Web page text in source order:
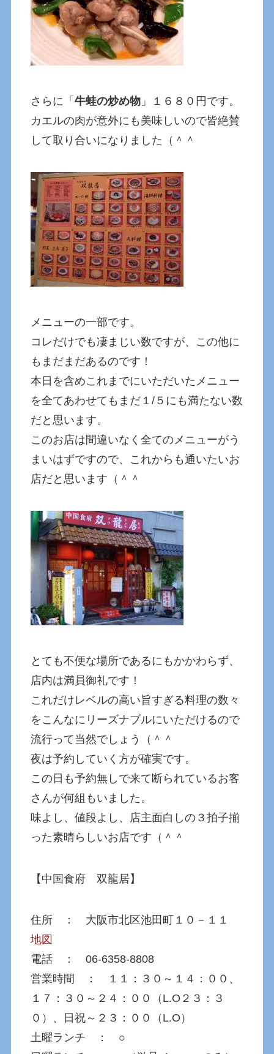
さらに「牛蛙の炒め物 」１６８０円です。
カエルの肉が意外にも美味しいので皆絶賛
して取り合いになりました（＾＾
メニューの一部です。
コレだけでも凄まじい数ですが、この他に
もまだまだあるのです！
本日を含めこれまでにいただいたメニュー
を全てあわせてもまだ１/５にも満たない数
だと思います。
このお店は間違いなく全てのメニューがう
まいはずですので、これからも通いたいお
店だと思います（＾＾
とても不便な場所であるにもかかわらず、
店内は満員御礼です！
これだけレベルの高い旨すぎる料理の数々
をこんなにリーズナブルにいただけるので
流行って当然でしょう（＾＾
夜は予約していく方が確実です。
この日も予約無しで来て断られているお客
さんが何組もいました。
味よし、値段よし、店主面白しの３拍子揃
った素晴らしいお店です（＾＾
【中国食府 双龍居】
住所 ： 大阪市北区池田町１０－１１
地図
電話 ： 06-6358-8808
営業時間 ： １１：３０～１４：００、
１７：３０～２４：００（L.O２３：３
０）、日祝～２３：００（L.O）
土曜ランチ ： ○